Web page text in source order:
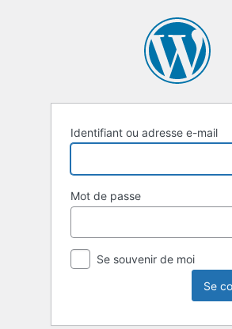
Identifiant ou adresse e-mail
Mot de passe
Se souvenir de moi